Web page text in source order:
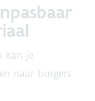
kan je
naar burgers